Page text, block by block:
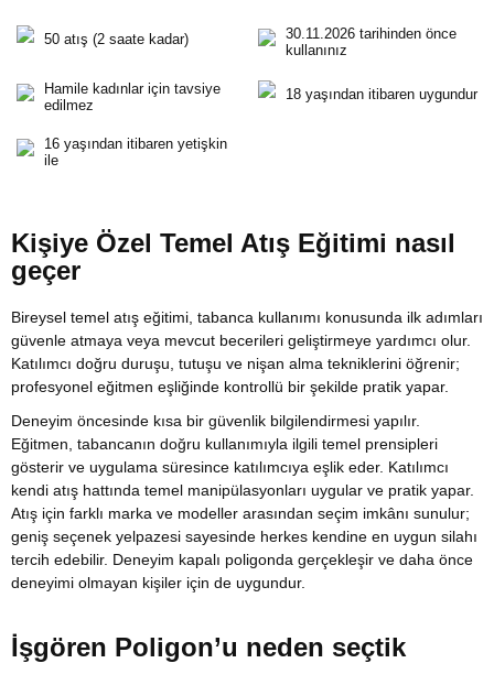
50 atış (2 saate kadar)
30.11.2026 tarihinden önce
kullanınız
Hamile kadınlar için tavsiye
edilmez
18 yaşından itibaren uygundur
16 yaşından itibaren yetişkin
ile
Kişiye Özel Temel Atış Eğitimi nasıl
geçer
Bireysel temel atış eğitimi, tabanca kullanımı konusunda ilk adımları
güvenle atmaya veya mevcut becerileri geliştirmeye yardımcı olur.
Katılımcı doğru duruşu, tutuşu ve nişan alma tekniklerini öğrenir;
profesyonel eğitmen eşliğinde kontrollü bir şekilde pratik yapar.
Deneyim öncesinde kısa bir güvenlik bilgilendirmesi yapılır.
Eğitmen, tabancanın doğru kullanımıyla ilgili temel prensipleri
gösterir ve uygulama süresince katılımcıya eşlik eder. Katılımcı
kendi atış hattında temel manipülasyonları uygular ve pratik yapar.
Atış için farklı marka ve modeller arasından seçim imkânı sunulur;
geniş seçenek yelpazesi sayesinde herkes kendine en uygun silahı
tercih edebilir. Deneyim kapalı poligonda gerçekleşir ve daha önce
deneyimi olmayan kişiler için de uygundur.
İşgören Poligon’u neden seçtik